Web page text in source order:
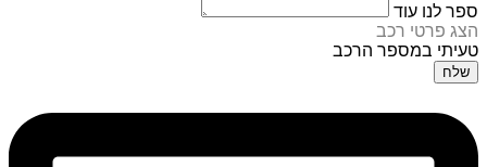
ספר לנו עוד
הצג פרטי רכב
טעיתי במספר הרכב
שלח